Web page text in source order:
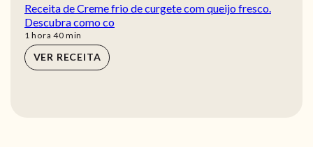
Receita de Creme frio de curgete com queijo fresco.
Descubra como co
1 hora
hora 40min
min
VER RECEITA